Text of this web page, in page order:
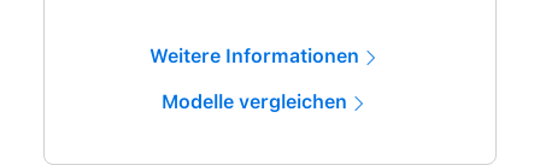
Weitere Informationen
Modelle vergleichen